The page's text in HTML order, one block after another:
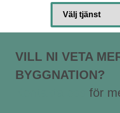
VILL NI VETA
BYGGNATION?
för